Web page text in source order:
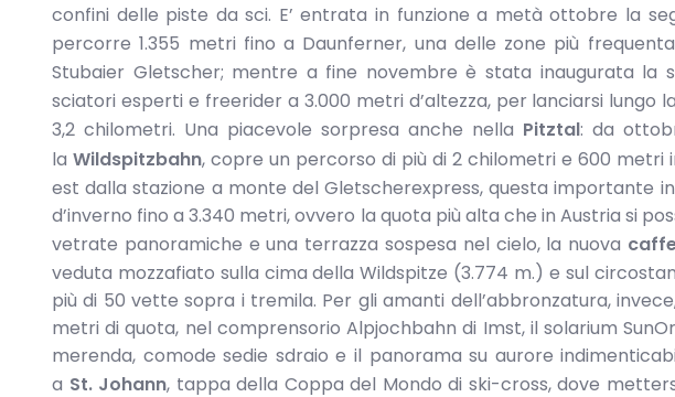
confini delle piste da sci. E’ entrata in funzione a metà ottobre la
percorre 1.355 metri fino a Daunferner, una delle zone più
Stubaier Gletscher; mentre a fine novembre è stata inaugurata la
sciatori esperti e freerider a 3.000 metri d’altezza, per lanciarsi lungo
3,2 chilometri. Una piacevole sorpresa anche nella Pitztal: da
la Wildspitzbahn, copre un percorso di più di 2 chilometri e 600 metri
est dalla stazione a monte del Gletscherexpress, questa importante
d’inverno fino a 3.340 metri, ovvero la quota più alta che in Austria si
vetrate panoramiche e una terrazza sospesa nel cielo, la nuova
veduta mozzafiato sulla cima della Wildspitze (3.774 m.) e sul
più di 50 vette sopra i tremila. Per gli amanti dell’abbronzatura,
metri di quota, nel comprensorio Alpjochbahn di Imst, il solarium
merenda, comode sedie sdraio e il panorama su aurore
a St. Johann, tappa della Coppa del Mondo di ski-cross, dove